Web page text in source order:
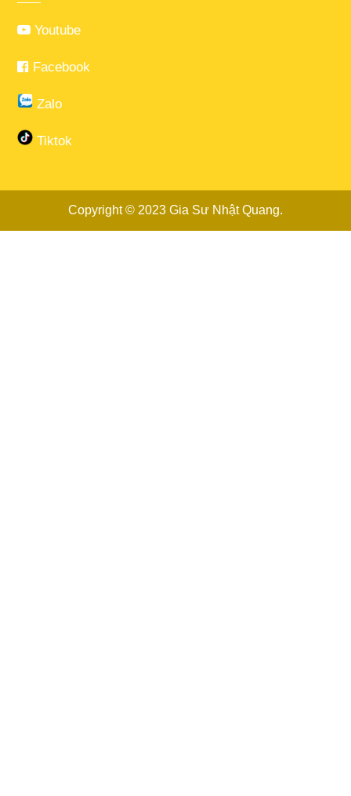
Youtube
Facebook
Zalo
Tiktok
Copyright © 2023 Gia Sư Nhật Quang.